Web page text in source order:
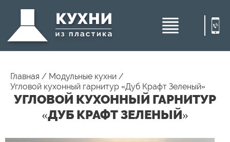
Главная / Модульные кухни /
Угловой кухонный гарнитур «Дуб Крафт Зеленый»
УГЛОВОЙ КУХОННЫЙ ГАРНИТУР
«ДУБ КРАФТ ЗЕЛЕНЫЙ»